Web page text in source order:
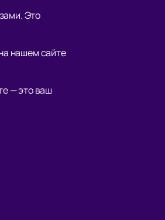
Это
нашем сайте
— это ваш